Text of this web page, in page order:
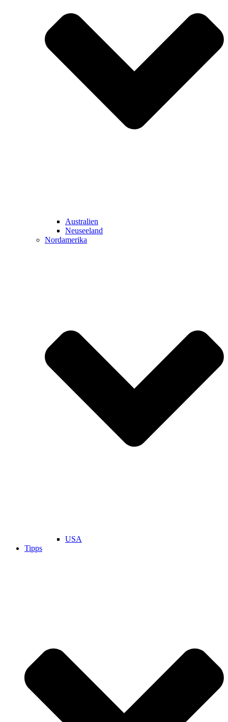
Australien
Neuseeland
Nordamerika
USA
Tipps